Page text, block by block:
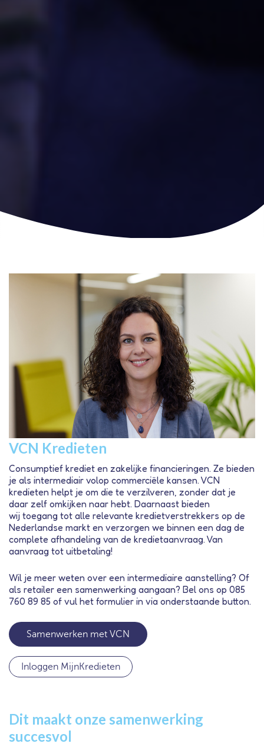
VCN Kredieten
Consumptief krediet en zakelijke financieringen. Ze bieden
je als intermediair volop commerciële kansen. VCN
kredieten helpt je om die te verzilveren, zonder dat je
daar zelf omkijken naar hebt. Daarnaast bieden
wij toegang tot alle relevante kredietverstrekkers op de
Nederlandse markt en verzorgen we binnen een dag de
complete afhandeling van de kredietaanvraag. Van
aanvraag tot uitbetaling!
Wil je meer weten over een intermediaire aanstelling? Of
als retailer een samenwerking aangaan? Bel ons op 085
760 89 85 of vul het formulier in via onderstaande button.
Samenwerken met VCN
Inloggen MijnKredieten
Dit maakt onze samenwerking
succesvol